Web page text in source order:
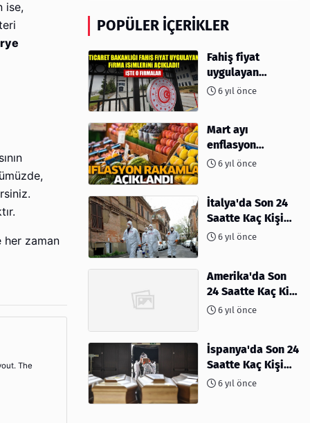
ise,
her zaman
The
POPÜLER İÇERIKLER
Fahiş fiyat
uygulayan
firmalar açıklandı
6 yıl önce
Mart ayı
enflasyon
rakamları
6 yıl önce
İtalya'da Son 24
Saatte Kaç Kişi
Öldü6 yıl önce
Amerika'da Son
24 Saatte Kaç Kişi
Öldü - 06 Nisan
6 yıl önce
İspanya'da Son 24
Saatte Kaç Kişi
Öldü6 yıl önce